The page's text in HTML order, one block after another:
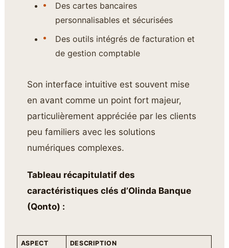
Des cartes bancaires
personnalisables et sécurisées
Des outils intégrés de facturation et
de gestion comptable
Son interface intuitive est souvent mise
en avant comme un point fort majeur,
particulièrement appréciée par les clients
peu familiers avec les solutions
numériques complexes.
Tableau récapitulatif des
caractéristiques clés d’Olinda Banque
(Qonto) :
ASPECT DESCRIPTION